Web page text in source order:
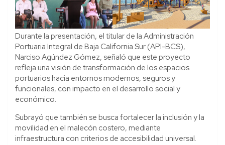
Durante la presentación, el titular de la Administración
Portuaria Integral de Baja California Sur (API-BCS),
Narciso Agúndez Gómez, señaló que este proyecto
refleja una visión de transformación de los espacios
portuarios hacia entornos modernos, seguros y
funcionales, con impacto en el desarrollo social y
económico.
Subrayó que también se busca fortalecer la inclusión y la
movilidad en el malecón costero, mediante
infraestructura con criterios de accesibilidad universal.